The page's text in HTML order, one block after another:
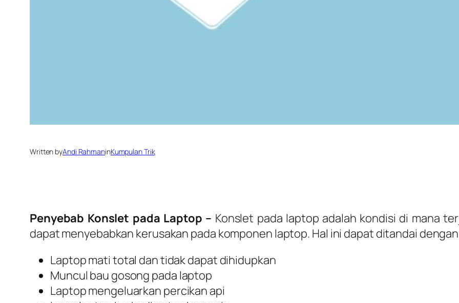
Written byAndi RahmaninKumpulan Trik
Penyebab Konslet pada Laptop – Konslet pada laptop adalah kondisi di mana
dapat menyebabkan kerusakan pada komponen laptop. Hal ini dapat ditandai
Laptop mati total dan tidak dapat dihidupkan
Muncul bau gosong pada laptop
Laptop mengeluarkan percikan api